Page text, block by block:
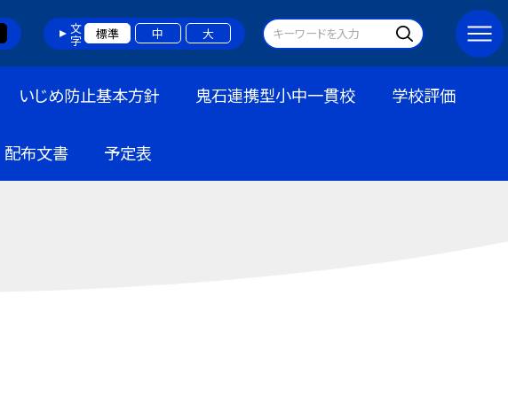
文字 標準 中 大
いじめ防止基本方針 鬼石連携型小中一貫校 学校評価
配布文書 予定表